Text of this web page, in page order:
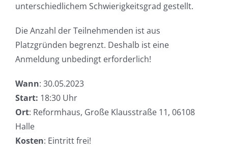
unterschiedlichem Schwierigkeitsgrad gestellt.
Die Anzahl der Teilnehmenden ist aus
Platzgründen begrenzt. Deshalb ist eine
Anmeldung unbedingt erforderlich!
Wann: 30.05.2023
Start: 18:30 Uhr
Ort: Reformhaus, Große Klausstraße 11, 06108
Halle
Kosten: Eintritt frei!